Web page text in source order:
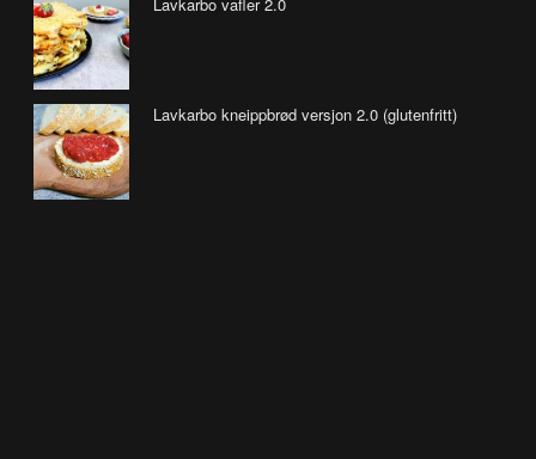
Lavkarbo kneippbrød versjon 2.0 (glutenfritt)